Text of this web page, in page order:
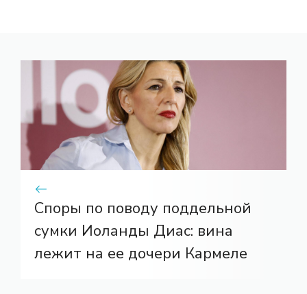
Споры по поводу поддельной
сумки Иоланды Диас: вина
лежит на ее дочери Кармеле